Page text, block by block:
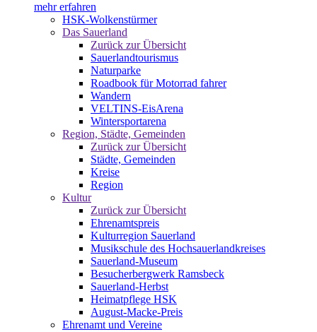
mehr erfahren
HSK-Wolkenstürmer
Das Sauerland
Zurück zur Übersicht
Sauerlandtourismus
Naturparke
Roadbook für Motorrad fahrer
Wandern
VELTINS-EisArena
Wintersportarena
Region, Städte, Gemeinden
Zurück zur Übersicht
Städte, Gemeinden
Kreise
Region
Kultur
Zurück zur Übersicht
Ehrenamtspreis
Kulturregion Sauerland
Musikschule des Hochsauerlandkreises
Sauerland-Museum
Besucherbergwerk Ramsbeck
Sauerland-Herbst
Heimatpflege HSK
August-Macke-Preis
Ehrenamt und Vereine